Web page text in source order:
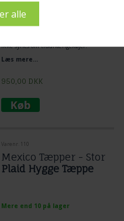
(lev. 1-3 dage)
ikke synes om trådhængekøjer.
Læs mere...
950,00 DKK
Varenr. 110
Mexico Tæpper - Stor
Plaid Hygge Tæppe
Mere end 10 på lager